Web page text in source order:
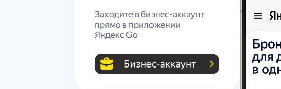
Заходите в бизнес-аккаунт
прямо в приложении
Яндекс Go